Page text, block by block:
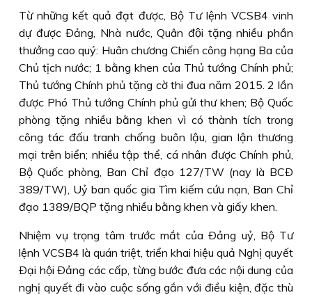
Từ những kết quả đạt được, Bộ Tư lệnh VCSB4 vinh
dự được Ðảng, Nhà nước, Quân đội tặng nhiều phần
thưởng cao quý: Huân chương Chiến công hạng Ba của
Chủ tịch nước; 1 bằng khen của Thủ tướng Chính phủ;
Thủ tướng Chính phủ tặng cờ thi đua năm 2015. 2 lần
được Phó Thủ tướng Chính phủ gửi thư khen; Bộ Quốc
phòng tặng nhiều bằng khen vì có thành tích trong
công tác đấu tranh chống buôn lậu, gian lận thương
mại trên biển; nhiều tập thể, cá nhân được Chính phủ,
Bộ Quốc phòng, Ban Chỉ đạo 127/TW (nay là BCÐ
389/TW), Uỷ ban quốc gia Tìm kiếm cứu nạn, Ban Chỉ
đạo 1389/BQP tặng nhiều bằng khen và giấy khen.
Nhiệm vụ trọng tâm trước mắt của Ðảng uỷ, Bộ Tư
lệnh VCSB4 là quán triệt, triển khai hiệu quả Nghị quyết
Ðại hội Ðảng các cấp, từng bước đưa các nội dung của
nghị quyết đi vào cuộc sống gắn với điều kiện, đặc thù